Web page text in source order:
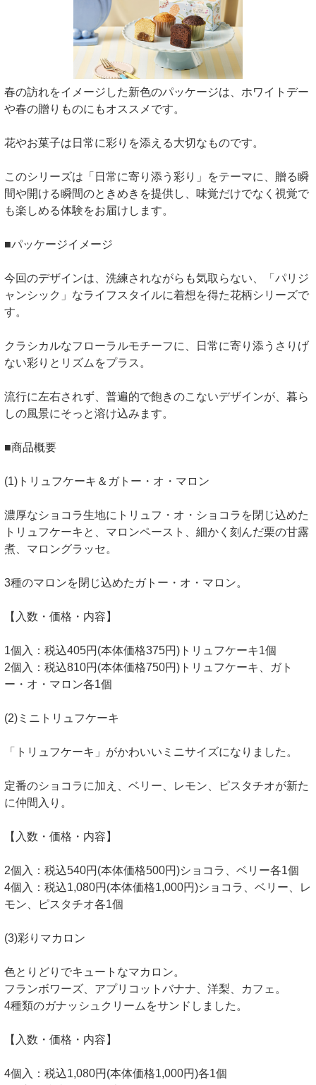
春の訪れをイメージした新色のパッケージは、ホワイトデー
や春の贈りものにもオススメです。
花やお菓子は日常に彩りを添える大切なものです。
このシリーズは「日常に寄り添う彩り」をテーマに、贈る瞬
間や開ける瞬間のときめきを提供し、味覚だけでなく視覚で
も楽しめる体験をお届けします。
■パッケージイメージ
今回のデザインは、洗練されながらも気取らない、「パリジ
ャンシック」なライフスタイルに着想を得た花柄シリーズで
す。
クラシカルなフローラルモチーフに、日常に寄り添うさりげ
ない彩りとリズムをプラス。
流行に左右されず、普遍的で飽きのこないデザインが、暮ら
しの風景にそっと溶け込みます。
■商品概要
(1)トリュフケーキ＆ガトー・オ・マロン
濃厚なショコラ生地にトリュフ・オ・ショコラを閉じ込めた
トリュフケーキと、マロンペースト、細かく刻んだ栗の甘露
煮、マロングラッセ。
3種のマロンを閉じ込めたガトー・オ・マロン。
【入数・価格・内容】
1個入：税込405円(本体価格375円)トリュフケーキ1個
2個入：税込810円(本体価格750円)トリュフケーキ、ガト
ー・オ・マロン各1個
(2)ミニトリュフケーキ
「トリュフケーキ」がかわいいミニサイズになりました。
定番のショコラに加え、ベリー、レモン、ピスタチオが新た
に仲間入り。
【入数・価格・内容】
2個入：税込540円(本体価格500円)ショコラ、ベリー各1個
4個入：税込1,080円(本体価格1,000円)ショコラ、ベリー、レ
モン、ピスタチオ各1個
(3)彩りマカロン
色とりどりでキュートなマカロン。
フランボワーズ、アプリコットバナナ、洋梨、カフェ。
4種類のガナッシュクリームをサンドしました。
【入数・価格・内容】
4個入：税込1,080円(本体価格1,000円)各1個